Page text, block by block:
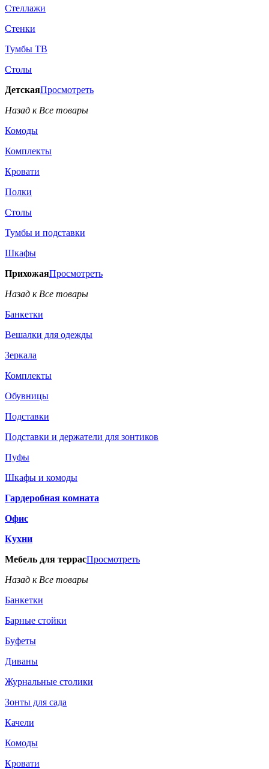
Стеллажи
Стенки
Тумбы ТВ
Столы
ДетскаяПросмотреть
Назад к Все товары
Комоды
Комплекты
Кровати
Полки
Столы
Тумбы и подставки
Шкафы
ПрихожаяПросмотреть
Назад к Все товары
Банкетки
Вешалки для одежды
Зеркала
Комплекты
Обувницы
Подставки
Подставки и держатели для зонтиков
Пуфы
Шкафы и комоды
Гардеробная комната
Офис
Кухни
Мебель для террасПросмотреть
Назад к Все товары
Банкетки
Барные стойки
Буфеты
Диваны
Журнальные столики
Зонты для сада
Качели
Комоды
Кровати